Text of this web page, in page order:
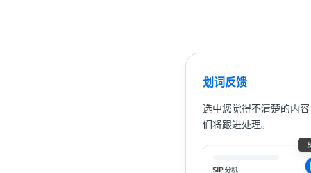
划词反馈
选中您觉得不清楚的内
们将跟进处理。